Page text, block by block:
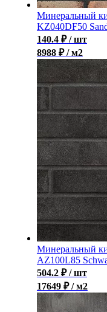
Минеральный
KZ040DF50
140.4 ₽ / шт
8988 ₽ / м2
Минеральный
AZ100L85
504.2 ₽ / шт
17649 ₽ / м2